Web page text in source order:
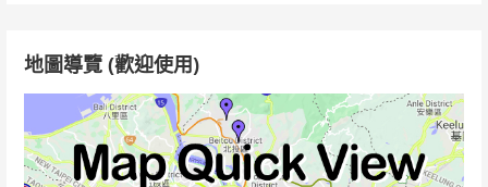
地圖導覽 (歡迎使用)